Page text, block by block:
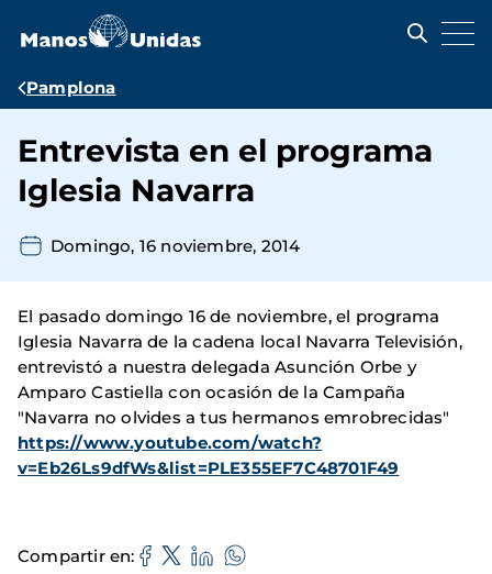
contenido
Ruta
navegación
Pamplona
Entrevista en el programa
Iglesia Navarra
Domingo, 16 noviembre, 2014
El pasado domingo 16 de noviembre, el programa
Iglesia Navarra de la cadena local Navarra Televisión,
entrevistó a nuestra delegada Asunción Orbe y
Amparo Castiella con ocasión de la Campaña
"Navarra no olvides a tus hermanos emrobrecidas"
https://www.youtube.com/watch?
v=Eb26Ls9dfWs&list=PLE355EF7C48701F49
Compartir en